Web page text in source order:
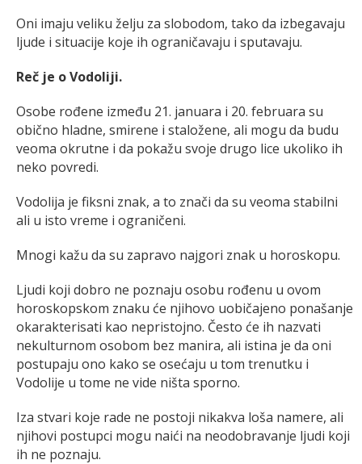
Oni imaju veliku želju za slobodom, tako da izbegavaju
ljude i situacije koje ih ograničavaju i sputavaju.
Reč je o Vodoliji.
Osobe rođene između 21. januara i 20. februara su
obično hladne, smirene i staložene, ali mogu da budu
veoma okrutne i da pokažu svoje drugo lice ukoliko ih
neko povredi.
Vodolija je fiksni znak, a to znači da su veoma stabilni
ali u isto vreme i ograničeni.
Mnogi kažu da su zapravo najgori znak u horoskopu.
Ljudi koji dobro ne poznaju osobu rođenu u ovom
horoskopskom znaku će njihovo uobičajeno ponašanje
okarakterisati kao nepristojno. Često će ih nazvati
nekulturnom osobom bez manira, ali istina je da oni
postupaju ono kako se osećaju u tom trenutku i
Vodolije u tome ne vide ništa sporno.
Iza stvari koje rade ne postoji nikakva loša namere, ali
njihovi postupci mogu naići na neodobravanje ljudi koji
ih ne poznaju.